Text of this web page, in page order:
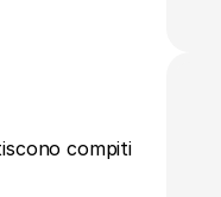
compiti